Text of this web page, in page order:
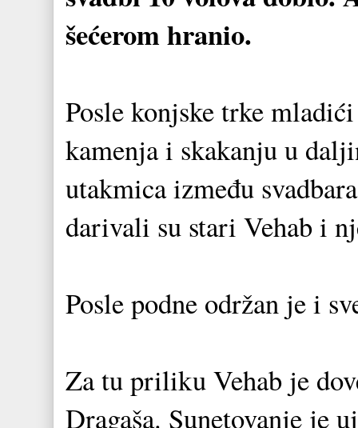
šećerom hranio.
Posle konjske trke
kamenja i skakanju u
utakmica između
darivali su stari Vehab i
Posle podne održan je i
Za tu priliku Vehab je
Dragaša. Sunetovanje je